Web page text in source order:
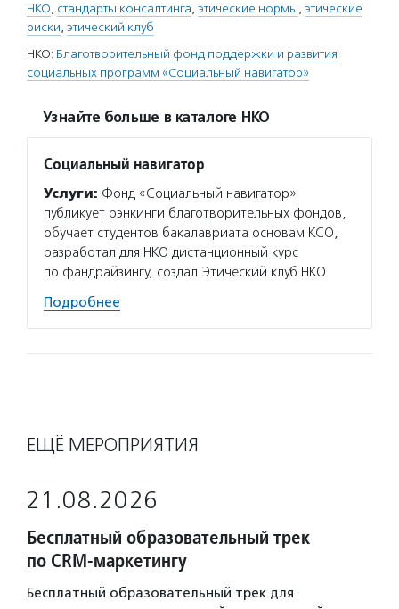
НКО, стандарты консалтинга, этические нормы, этические
риски, этический клуб
НКО: Благотворительный фонд поддержки и развития
социальных программ «Социальный навигатор»
Узнайте больше в каталоге НКО
Социальный навигатор
Услуги: Фонд «Социальный навигатор»
публикует рэнкинги благотворительных фондов,
обучает студентов бакалавриата основам КСО,
разработал для НКО дистанционный курс
по фандрайзингу, создал Этический клуб НКО.
Подробнее
ЕЩЁ МЕРОПРИЯТИЯ
21.08.2026
Бесплатный образовательный трек
по CRM-маркетингу
Бесплатный образовательный трек для